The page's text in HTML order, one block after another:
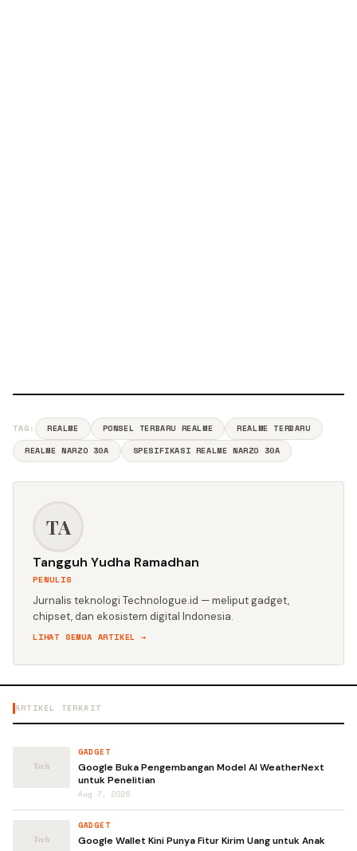
TAG: REALME PONSEL TERBARU REALME
REALME TERBARU
REALME NARZO 30A
SPESIFIKASI REALME NARZO 30A
TA
Tangguh Yudha Ramadhan
PENULIS
Jurnalis teknologi Technologue.id — meliput gadget,
chipset, dan ekosistem digital Indonesia.
LIHAT SEMUA ARTIKEL →
ARTIKEL TERKAIT
GADGET
Google Buka Pengembangan Model AI WeatherNext
untuk Penelitian
Aug 7, 2026
GADGET
Google Wallet Kini Punya Fitur Kirim Uang untuk Anak